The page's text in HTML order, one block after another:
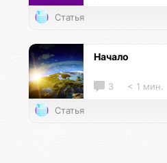
Статья
Начало
3 < 1 мин.
Статья